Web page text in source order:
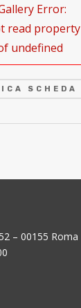
Error:
read property
undefined
SCHEDA
– 00155 Roma